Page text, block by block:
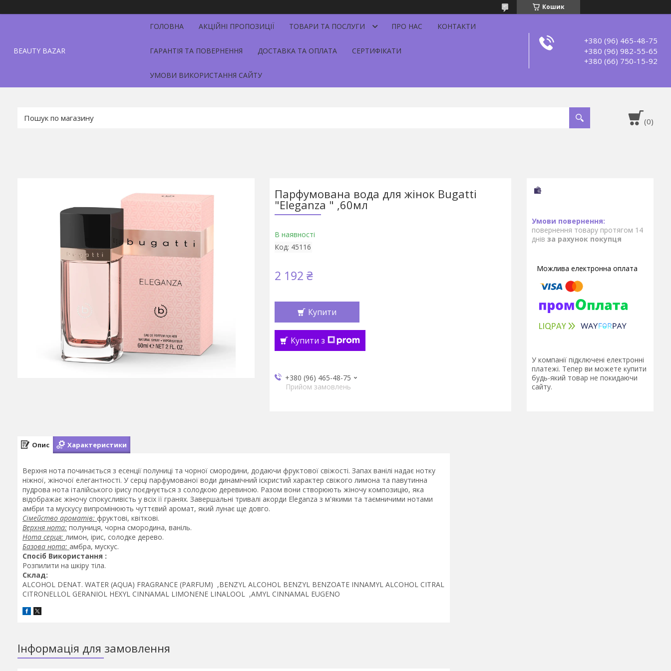
Кошик
BEAUTY BAZAR
ГОЛОВНА АКЦІЙНІ ПРОПОЗИЦІЇ ТОВАРИ ТА ПОСЛУГИ ПРО НАС КОНТАКТИ
ГАРАНТІЯ ТА ПОВЕРНЕННЯ ДОСТАВКА ТА ОПЛАТА СЕРТИФІКАТИ
УМОВИ ВИКОРИСТАННЯ САЙТУ
+380 (96) 465-48-75
+380 (96) 982-55-65
+380 (66) 750-15-92
Парфумована вода для жінок Bugatti
"Eleganza " ,60мл
В наявності
Код: 45116
2 192 ₴
Купити
Купити з
+380 (96) 465-48-75
Прийом замовлень
повернення товару протягом 14
днів за рахунок покупця
У компанії підключені електронні
платежі. Тепер ви можете купити
будь-який товар не покидаючи
сайту.
Опис Характеристики
Верхня нота починається з есенції полуниці та чорної смородини, додаючи фруктової свіжості. Запах ванілі надає нотку
ніжної, жіночої елегантності. У серці парфумованої води динамічний іскристий характер свіжого лимона та павутинна
пудрова нота італійського ірису поєднується з солодкою деревиною. Разом вони створюють жіночу композицію, яка
відображає жіночу спокусливість у всіх її гранях. Завершальні тривалі акорди Eleganza з м'якими та таємничими нотами
амбри та мускусу випромінюють чуттєвий аромат, який лунає ще довго.
Сімейство ароматів: фруктові, квіткові.
Верхня нота: полуниця, чорна смородина, ваніль.
Нота серця: лимон, ірис, солодке дерево.
Базова нота: амбра, мускус.
Спосіб Використання :
Розпилити на шкіру тіла.
Склад:
ALCOHOL DENAT. WATER (AQUA) FRAGRANCE (PARFUM) ,BENZYL ALCOHOL BENZYL BENZOATE INNAMYL ALCOHOL CITRAL
CITRONELLOL GERANIOL HEXYL CINNAMAL LIMONENE LINALOOL ,AMYL CINNAMAL EUGENO
Інформація для замовлення